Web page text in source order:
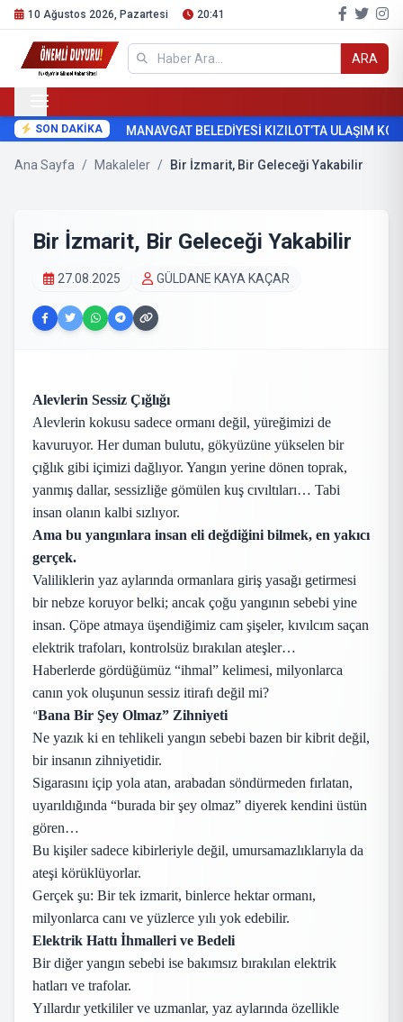
10 Ağustos 2026, Pazartesi 20:41
ARA
SON DAKİKA MANAVGAT BELEDİYESİ KIZILOT’TA ULAŞIM
Ana Sayfa / Makaleler / Bir İzmarit, Bir Geleceği Yakabilir
Bir İzmarit, Bir Geleceği Yakabilir
27.08.2025 GÜLDANE KAYA KAÇAR
Alevlerin Sessiz Çığlığı
Alevlerin kokusu sadece ormanı değil, yüreğimizi de
kavuruyor. Her duman bulutu, gökyüzüne yükselen bir
çığlık gibi içimizi dağlıyor. Yangın yerine dönen toprak,
yanmış dallar, sessizliğe gömülen kuş cıvıltıları… Tabi
insan olanın kalbi sızlıyor.
Ama bu yangınlara insan eli değdiğini bilmek, en yakıcı
gerçek.
Valiliklerin yaz aylarında ormanlara giriş yasağı getirmesi
bir nebze koruyor belki; ancak çoğu yangının sebebi yine
insan. Çöpe atmaya üşendiğimiz cam şişeler, kıvılcım saçan
elektrik trafoları, kontrolsüz bırakılan ateşler…
Haberlerde gördüğümüz “ihmal” kelimesi, milyonlarca
canın yok oluşunun sessiz itirafı değil mi?
“Bana Bir Şey Olmaz” Zihniyeti
Ne yazık ki en tehlikeli yangın sebebi bazen bir kibrit değil,
bir insanın zihniyetidir.
Sigarasını içip yola atan, arabadan söndürmeden fırlatan,
uyarıldığında “burada bir şey olmaz” diyerek kendini üstün
gören…
Bu kişiler sadece kibirleriyle değil, umursamazlıklarıyla da
ateşi körüklüyorlar.
Gerçek şu: Bir tek izmarit, binlerce hektar ormanı,
milyonlarca canı ve yüzlerce yılı yok edebilir.
Elektrik Hattı İhmalleri ve Bedeli
Bir diğer yangın sebebi ise bakımsız bırakılan elektrik
hatları ve trafolar.
Yıllardır yetkililer ve uzmanlar, yaz aylarında özellikle